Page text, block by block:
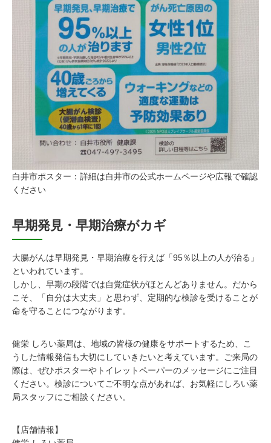
白井市ポスター：詳細は白井市の公式ホームページや広報で確認
ください
早期発見・早期治療がカギ
大腸がんは早期発見・早期治療を行えば「95％以上の人が治る」
といわれています。
しかし、早期の段階では自覚症状がほとんどありません。だから
こそ、「自分は大丈夫」と思わず、定期的な検診を受けることが
命を守ることにつながります。
健栄 しろい薬局は、地域の皆様の健康をサポートするため、こ
うした情報発信も大切にしていきたいと考えています。ご来局の
際は、ぜひポスターやトイレットペーパーのメッセージにご注目
ください。検診についてご不明な点があれば、お気軽にしろい薬
局スタッフにご相談ください。
【店舗情報】